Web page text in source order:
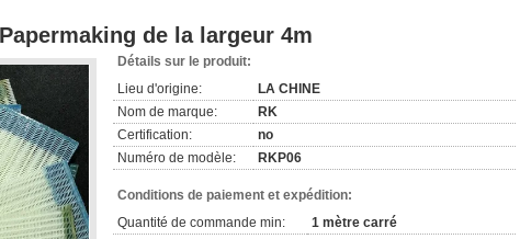
de la largeur 4m
Détails sur le produit:
Lieu d'origine:
LA CHINE
Nom de marque:
RK
Certification:
no
Numéro de modèle:
RKP06
Conditions de paiement et expédition:
Quantité de commande min:
1 mètre carré